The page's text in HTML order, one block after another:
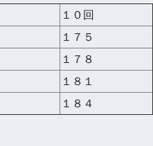
１０回
１７５
１７８
１８１
１８４